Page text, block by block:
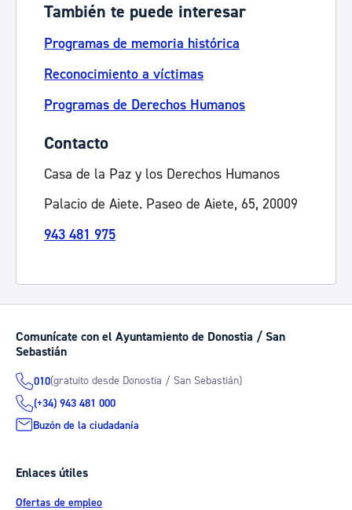
También te puede interesar
Programas de memoria histórica
Reconocimiento a víctimas
Programas de Derechos Humanos
Contacto
Casa de la Paz y los Derechos Humanos
Palacio de Aiete. Paseo de Aiete, 65, 20009
943 481 975
Comunícate con el Ayuntamiento de Donostia / San
Sebastián
010(gratuito desde Donostia / San Sebastián)
(+34) 943 481 000
Buzón de la ciudadanía
Enlaces útiles
Ofertas de empleo